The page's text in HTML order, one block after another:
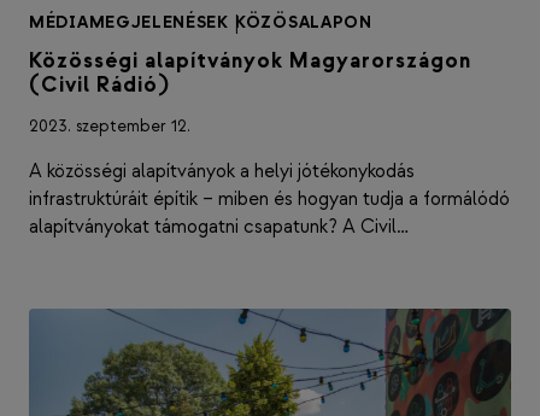
MÉDIAMEGJELENÉSEK |
KÖZÖSALAPON
Közösségi alapítványok Magyarországon
(Civil Rádió)
2023. szeptember 12.
A közösségi alapítványok a helyi jótékonykodás
infrastruktúráit építik – miben és hogyan tudja a formálódó
alapítványokat támogatni csapatunk? A Civil…